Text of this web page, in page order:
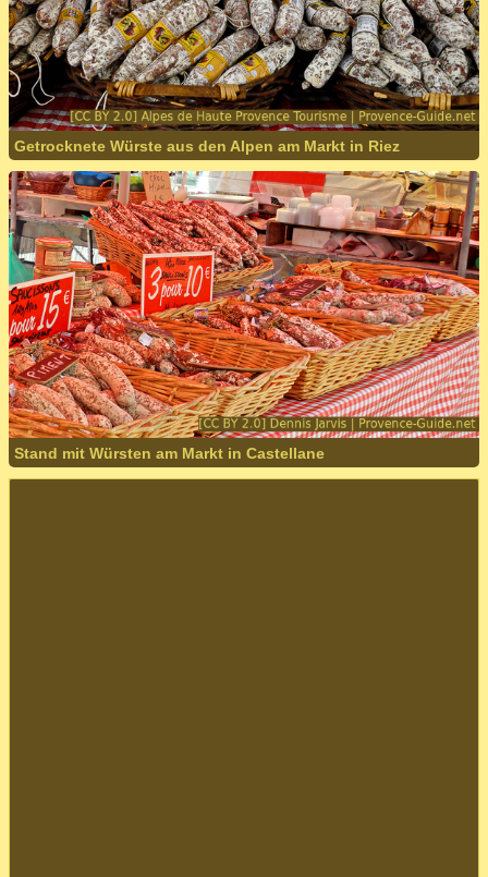
Getrocknete Würste aus den Alpen am Markt in Riez
Stand mit Würsten am Markt in Castellane